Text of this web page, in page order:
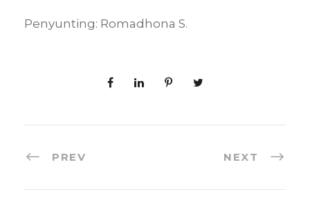
Penyunting: Romadhona S.
PREV NEXT